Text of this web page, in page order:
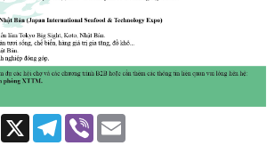
Facebook
X Telegram
Viber